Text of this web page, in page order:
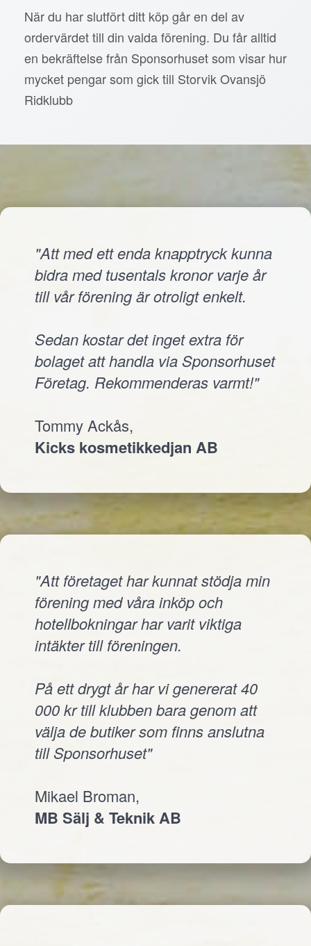
När du har slutfört ditt köp går en del av
ordervärdet till din valda förening. Du får alltid
en bekräftelse från Sponsorhuset som visar hur
mycket pengar som gick till Storvik Ovansjö
Ridklubb
"Att med ett enda knapptryck kunna
bidra med tusentals kronor varje år
till vår förening är otroligt enkelt.
Sedan kostar det inget extra för
bolaget att handla via Sponsorhuset
Företag. Rekommenderas varmt!"
Tommy Ackås,
Kicks kosmetikkedjan AB
"Att företaget har kunnat stödja min
förening med våra inköp och
hotellbokningar har varit viktiga
intäkter till föreningen.
På ett drygt år har vi genererat 40
000 kr till klubben bara genom att
välja de butiker som finns anslutna
till Sponsorhuset"
Mikael Broman,
MB Sälj & Teknik AB